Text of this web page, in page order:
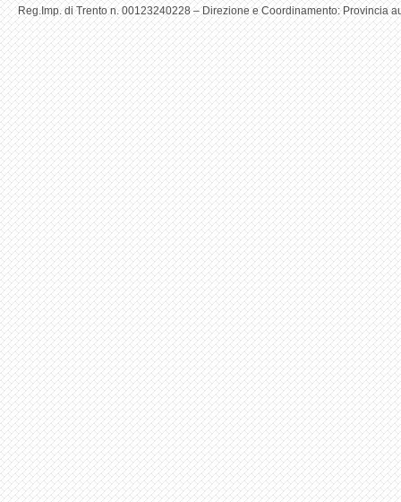
Reg.Imp. di Trento n. 00123240228 – Direzione e Coordinamento: Provincia